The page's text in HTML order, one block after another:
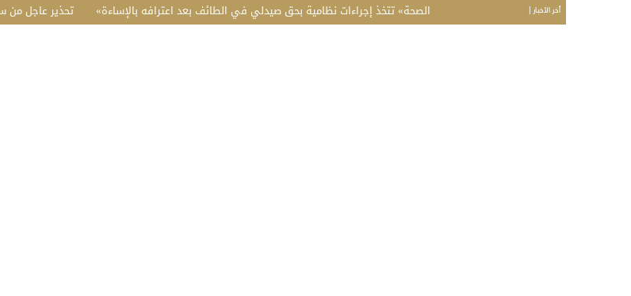
أخر الأخبار | تحذير عاجل من سفارة «الصحة» تتخذ إجراءات نظامية بحق صيدلي في الطائف بعد اعترافه بالإساءة